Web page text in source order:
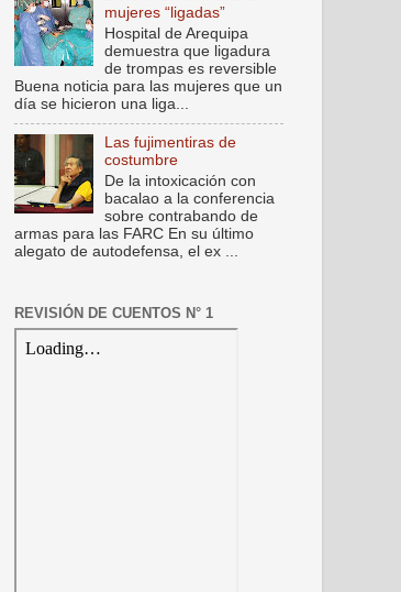
mujeres “ligadas”
Hospital de Arequipa
demuestra que ligadura
de trompas es reversible
Buena noticia para las mujeres que un
día se hicieron una liga...
Las fujimentiras de
costumbre
De la intoxicación con
bacalao a la conferencia
sobre contrabando de
armas para las FARC En su último
alegato de autodefensa, el ex ...
REVISIÓN DE CUENTOS N° 1